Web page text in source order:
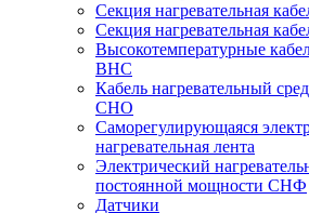
Секция нагревательная
Секция нагревательная
Высокотемпературные
ВНС
Кабель нагревательный
СНО
Саморегулирующаяся
нагревательная лента
Электрический
постоянной мощности СНФ
Датчики